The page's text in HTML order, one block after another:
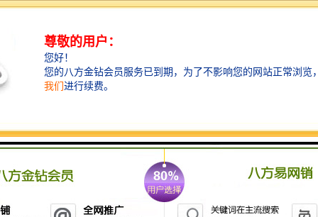
抗压强度和稳定性，成为理想的灌溉管道。它能够将灌
溉水源从集水池输送到农田中，提高农田的产量。